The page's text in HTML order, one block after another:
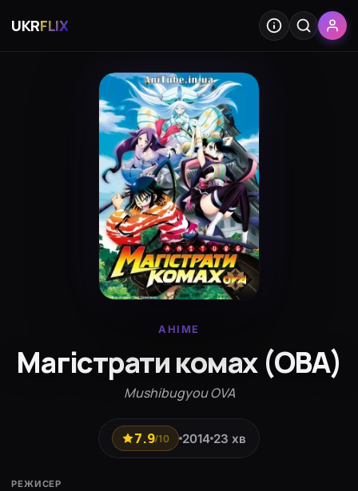
UKRFLIX
АНІМЕ
Магістрати комах (ОВА)
Mushibugyou OVA
7.9/10 2014 23 хв
РЕЖИСЕР